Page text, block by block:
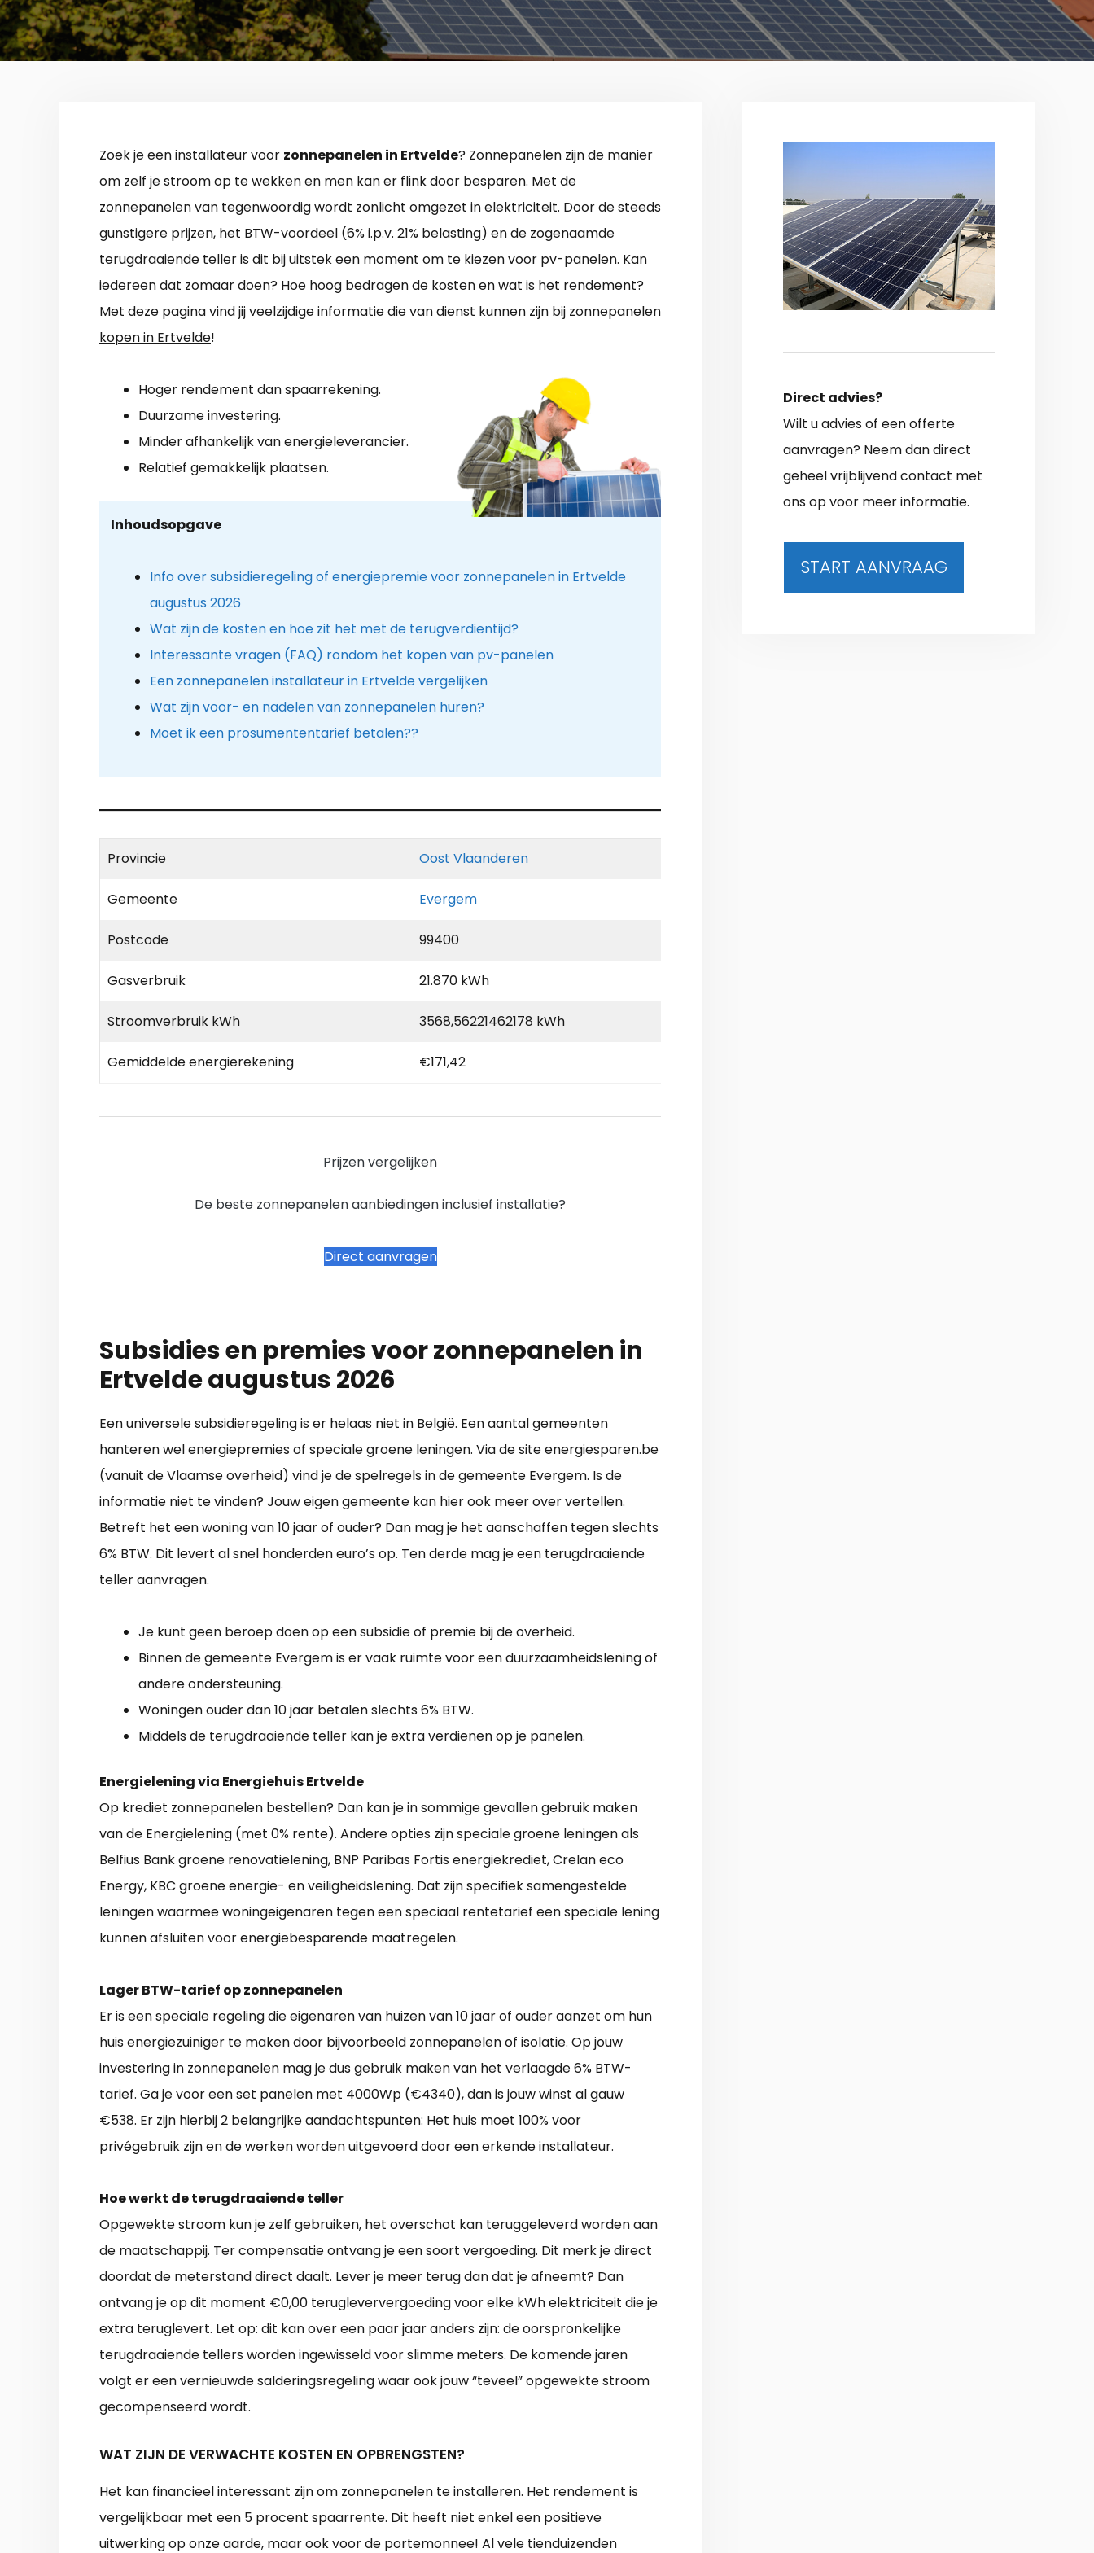
Zoek je een installateur voor zonnepanelen in Ertvelde? Zonnepanelen zijn de manier
om zelf je stroom op te wekken en men kan er flink door besparen. Met de
zonnepanelen van tegenwoordig wordt zonlicht omgezet in elektriciteit. Door de steeds
gunstigere prijzen, het BTW-voordeel (6% i.p.v. 21% belasting) en de zogenaamde
terugdraaiende teller is dit bij uitstek een moment om te kiezen voor pv-panelen. Kan
iedereen dat zomaar doen? Hoe hoog bedragen de kosten en wat is het rendement?
Met deze pagina vind jij veelzijdige informatie die van dienst kunnen zijn bij zonnepanelen
kopen in Ertvelde!
Hoger rendement dan spaarrekening.
Duurzame investering.
Minder afhankelijk van energieleverancier.
Relatief gemakkelijk plaatsen.
Inhoudsopgave
Info over subsidieregeling of energiepremie voor zonnepanelen in Ertvelde
augustus 2026
Wat zijn de kosten en hoe zit het met de terugverdientijd?
Interessante vragen (FAQ) rondom het kopen van pv-panelen
Een zonnepanelen installateur in Ertvelde vergelijken
Wat zijn voor- en nadelen van zonnepanelen huren?
Moet ik een prosumententarief betalen??
Provincie Oost Vlaanderen
Gemeente Evergem
Postcode 99400
Gasverbruik 21.870 kWh
Stroomverbruik kWh 3568,56221462178 kWh
Gemiddelde energierekening €171,42
Prijzen vergelijken
De beste zonnepanelen aanbiedingen inclusief installatie?
Direct aanvragen
Subsidies en premies voor zonnepanelen in
Ertvelde augustus 2026
Een universele subsidieregeling is er helaas niet in België. Een aantal gemeenten
hanteren wel energiepremies of speciale groene leningen. Via de site energiesparen.be
(vanuit de Vlaamse overheid) vind je de spelregels in de gemeente Evergem. Is de
informatie niet te vinden? Jouw eigen gemeente kan hier ook meer over vertellen.
Betreft het een woning van 10 jaar of ouder? Dan mag je het aanschaffen tegen slechts
6% BTW. Dit levert al snel honderden euro’s op. Ten derde mag je een terugdraaiende
teller aanvragen.
Je kunt geen beroep doen op een subsidie of premie bij de overheid.
Binnen de gemeente Evergem is er vaak ruimte voor een duurzaamheidslening of
andere ondersteuning.
Woningen ouder dan 10 jaar betalen slechts 6% BTW.
Middels de terugdraaiende teller kan je extra verdienen op je panelen.
Energielening via Energiehuis Ertvelde
Op krediet zonnepanelen bestellen? Dan kan je in sommige gevallen gebruik maken
van de Energielening (met 0% rente). Andere opties zijn speciale groene leningen als
Belfius Bank groene renovatielening, BNP Paribas Fortis energiekrediet, Crelan eco
Energy, KBC groene energie- en veiligheidslening. Dat zijn specifiek samengestelde
leningen waarmee woningeigenaren tegen een speciaal rentetarief een speciale lening
kunnen afsluiten voor energiebesparende maatregelen.
Lager BTW-tarief op zonnepanelen
Er is een speciale regeling die eigenaren van huizen van 10 jaar of ouder aanzet om hun
huis energiezuiniger te maken door bijvoorbeeld zonnepanelen of isolatie. Op jouw
investering in zonnepanelen mag je dus gebruik maken van het verlaagde 6% BTW-
tarief. Ga je voor een set panelen met 4000Wp (€4340), dan is jouw winst al gauw
€538. Er zijn hierbij 2 belangrijke aandachtspunten: Het huis moet 100% voor
privégebruik zijn en de werken worden uitgevoerd door een erkende installateur.
Hoe werkt de terugdraaiende teller
Opgewekte stroom kun je zelf gebruiken, het overschot kan teruggeleverd worden aan
de maatschappij. Ter compensatie ontvang je een soort vergoeding. Dit merk je direct
doordat de meterstand direct daalt. Lever je meer terug dan dat je afneemt? Dan
ontvang je op dit moment €0,00 terugleververgoeding voor elke kWh elektriciteit die je
extra teruglevert. Let op: dit kan over een paar jaar anders zijn: de oorspronkelijke
terugdraaiende tellers worden ingewisseld voor slimme meters. De komende jaren
volgt er een vernieuwde salderingsregeling waar ook jouw “teveel” opgewekte stroom
gecompenseerd wordt.
WAT ZIJN DE VERWACHTE KOSTEN EN OPBRENGSTEN?
Het kan financieel interessant zijn om zonnepanelen te installeren. Het rendement is
vergelijkbaar met een 5 procent spaarrente. Dit heeft niet enkel een positieve
uitwerking op onze aarde, maar ook voor de portemonnee! Al vele tienduizenden
Direct advies?
Wilt u advies of een offerte
aanvragen? Neem dan direct
geheel vrijblijvend contact met
ons op voor meer informatie.
START AANVRAAG